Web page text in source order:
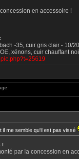
en accessoire !
-35, cuir gris clair - 10/
xénons, cuir chauffant
il me semble qu'il est pas vissé
!
par la concession en